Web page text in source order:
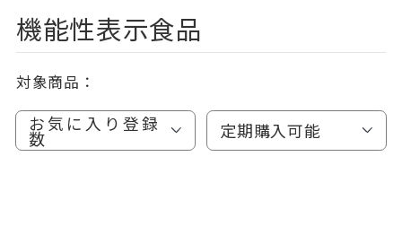
機能性表示食品
対象商品：
お気に入り登録
数 定期購入可能